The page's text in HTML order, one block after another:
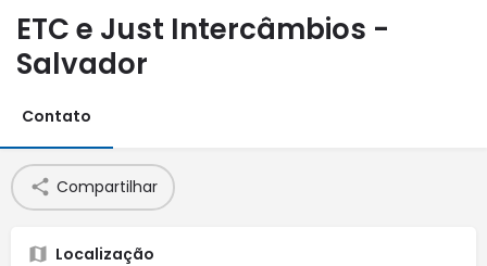
ETC e Just Intercâmbios -
Salvador
Contato
Compartilhar
Localização